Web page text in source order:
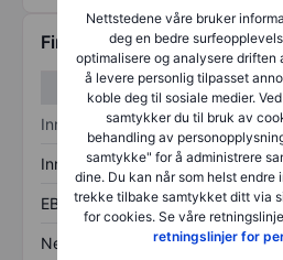
Nettstedene våre bruker
deg en bedre
optimalisere og analysere driften
å levere personlig tilpasset
koble deg til sosiale medier.
samtykker du til bruk av
behandling av
samtykke" for å administrere
dine. Du kan når som helst endre
trekke tilbake samtykket ditt via
for cookies. Se våre
retningslinjer for
Finansiell informasjon
Inntektsoversikt
Inntekter
EBITDA
Nettoinntekt